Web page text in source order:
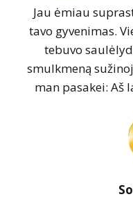
Jau ėmiau
tavo gyvenimas.
tebuvo
smulkmeną
man pasakei: Aš